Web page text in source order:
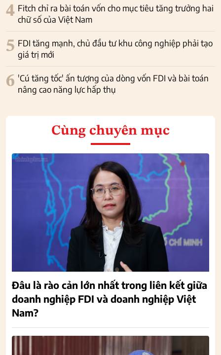
4 Fitch chỉ ra bài toán vốn cho mục tiêu tăng trưởng hai
chữ số của Việt Nam
5 FDI tăng mạnh, chủ đầu tư khu công nghiệp phải tạo
giá trị mới
6 'Cú tăng tốc' ấn tượng của dòng vốn FDI và bài toán
nâng cao năng lực hấp thụ
Cùng chuyên mục
Đâu là rào cản lớn nhất trong liên kết giữa
doanh nghiệp FDI và doanh nghiệp Việt
Nam?